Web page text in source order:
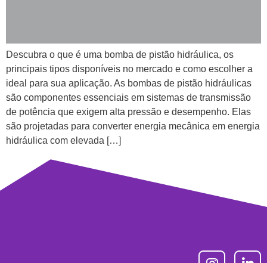
Descubra o que é uma bomba de pistão hidráulica, os
principais tipos disponíveis no mercado e como escolher a
ideal para sua aplicação. As bombas de pistão hidráulicas
são componentes essenciais em sistemas de transmissão
de potência que exigem alta pressão e desempenho. Elas
são projetadas para converter energia mecânica em energia
hidráulica com elevada […]